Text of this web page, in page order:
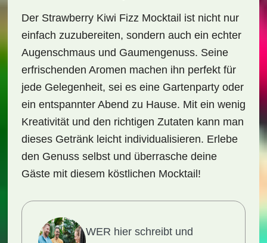
Der Strawberry Kiwi Fizz Mocktail ist nicht nur
einfach zuzubereiten, sondern auch ein echter
Augenschmaus und Gaumengenuss. Seine
erfrischenden Aromen machen ihn perfekt für
jede Gelegenheit, sei es eine Gartenparty oder
ein entspannter Abend zu Hause. Mit ein wenig
Kreativität und den richtigen Zutaten kann man
dieses Getränk leicht individualisieren. Erlebe
den Genuss selbst und überrasche deine
Gäste mit diesem köstlichen Mocktail!
WER hier schreibt und